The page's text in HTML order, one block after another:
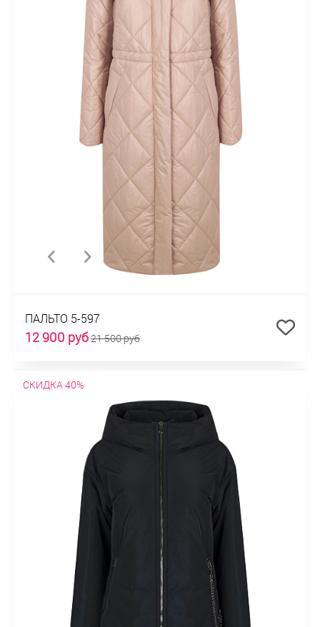
ПАЛЬТО 5-597
12 900 руб21 500 руб
СКИДКА 40%